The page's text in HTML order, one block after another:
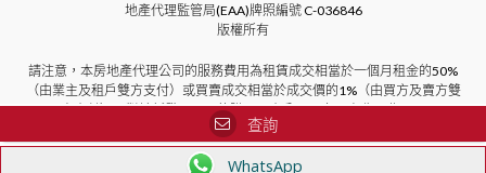
地產代理監管局(EAA)牌照編號C-036846
版權所有
請注意，本房地產代理公司的服務費用為租賃成交相當於一個月租金的50%
（由業主及租戶雙方支付）或買賣成交相當於成交價的1%（由買方及賣方雙
方支付）。對於新發展項目的購買，本公司不向買方收取費用。
查詢
WhatsApp